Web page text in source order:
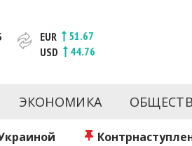
и сайт новостей города
области за день. Информация
о событиях города
EUR
51.67
USD
44.76
ЭКОНОМИКА